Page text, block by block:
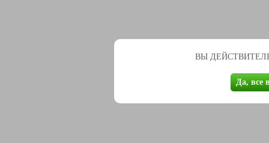
ВЫ
Да, все